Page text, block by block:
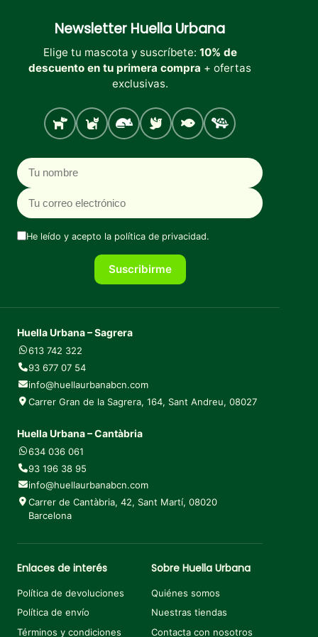
Newsletter Huella Urbana
Elige tu mascota y suscríbete: 10% de
descuento en tu primera compra + ofertas
exclusivas.
Perro Gato Roedores
Aves PecesTortugas
Nombre
Correo electrónico
He leído y acepto la política de privacidad.
Suscribirme
Huella Urbana – Sagrera
613 742 322
93 677 07 54
info@huellaurbanabcn.com
Carrer Gran de la Sagrera, 164, Sant Andreu, 08027
Huella Urbana – Cantàbria
634 036 061
93 196 38 95
info@huellaurbanabcn.com
Carrer de Cantàbria, 42, Sant Martí, 08020
Barcelona
Enlaces de interés
Política de devoluciones
Política de envío
Términos y condiciones
Sobre Huella Urbana
Quiénes somos
Nuestras tiendas
Contacta con nosotros